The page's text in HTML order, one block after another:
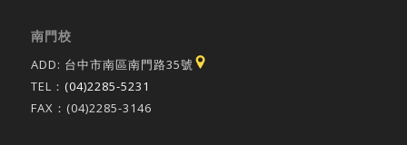
南門校
ADD: 台中市南區南門路35號
TEL： (04)2285-5231
FAX：(04)2285-3146